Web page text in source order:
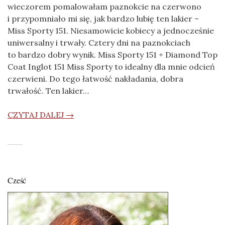
wieczorem pomalowałam paznokcie na czerwono
i przypomniało mi się, jak bardzo lubię ten lakier –
Miss Sporty 151. Niesamowicie kobiecy a jednocześnie
uniwersalny i trwały. Cztery dni na paznokciach
to bardzo dobry wynik. Miss Sporty 151 + Diamond Top
Coat Inglot 151 Miss Sporty to idealny dla mnie odcień
czerwieni. Do tego łatwość nakładania, dobra
trwałość. Ten lakier…
CZYTAJ DALEJ →
Cześć